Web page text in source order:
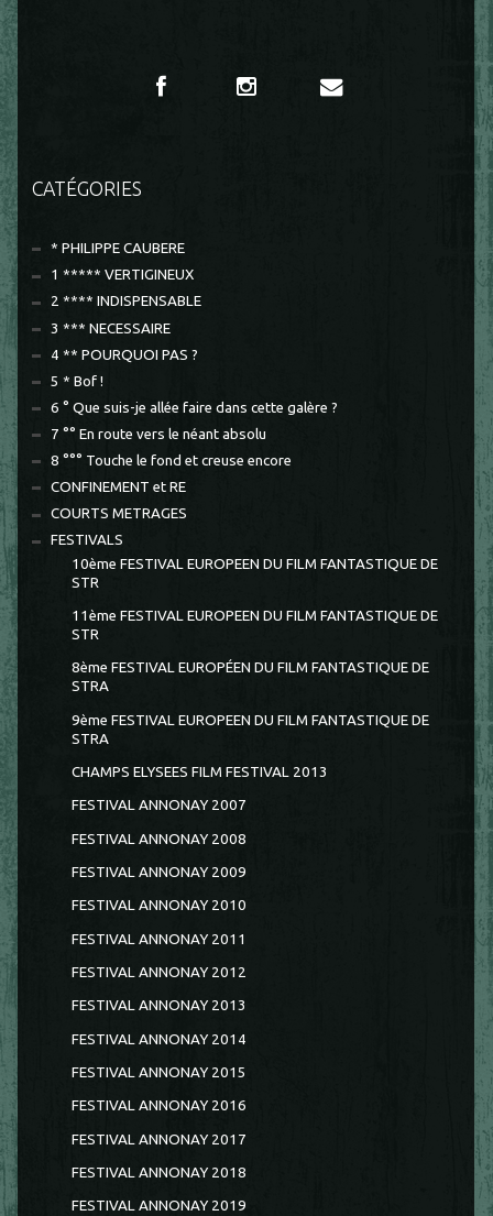
CATÉGORIES
* PHILIPPE CAUBERE
1 ***** VERTIGINEUX
2 **** INDISPENSABLE
3 *** NECESSAIRE
4 ** POURQUOI PAS ?
5 * Bof !
6 ° Que suis-je allée faire dans cette galère ?
7 °° En route vers le néant absolu
8 °°° Touche le fond et creuse encore
CONFINEMENT et RE
COURTS METRAGES
FESTIVALS
10ème FESTIVAL EUROPEEN DU FILM FANTASTIQUE DE
STR
11ème FESTIVAL EUROPEEN DU FILM FANTASTIQUE DE
STR
8ème FESTIVAL EUROPÉEN DU FILM FANTASTIQUE DE
STRA
9ème FESTIVAL EUROPEEN DU FILM FANTASTIQUE DE
STRA
CHAMPS ELYSEES FILM FESTIVAL 2013
FESTIVAL ANNONAY 2007
FESTIVAL ANNONAY 2008
FESTIVAL ANNONAY 2009
FESTIVAL ANNONAY 2010
FESTIVAL ANNONAY 2011
FESTIVAL ANNONAY 2012
FESTIVAL ANNONAY 2013
FESTIVAL ANNONAY 2014
FESTIVAL ANNONAY 2015
FESTIVAL ANNONAY 2016
FESTIVAL ANNONAY 2017
FESTIVAL ANNONAY 2018
FESTIVAL ANNONAY 2019